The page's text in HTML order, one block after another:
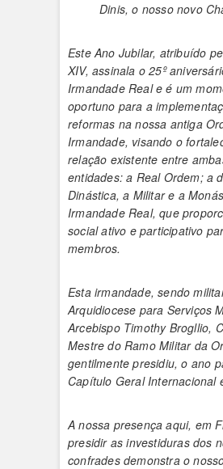
Dinis, o nosso novo
Este Ano Jubilar, atribuído
XIV, assinala o 25º
Irmandade Real e é um
oportuno para a
reformas na nossa antiga
Irmandade, visando o
relação existente entre
entidades: a Real Ordem; a
Dinástica, a Militar e a
Irmandade Real, que
social ativo e participativo
membros.
Esta irmandade, sendo
Arquidiocese para Serviços
Arcebispo Timothy Brogllio,
Mestre do Ramo Militar da
gentilmente presidiu, o ano
Capítulo Geral Internacional
A nossa presença aqui, em
presidir as investiduras dos
confrades demonstra o